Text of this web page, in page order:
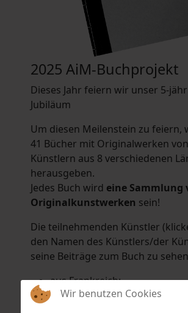
2025 AiM-Buchprojekt
Dieses Jahr feiern wir unser 5-
Jubiläum
Um diesen Meilenstein zu feiern,
41 Bücher mit Originalwerken
Künstlern aus 8 verschiedenen
herausgeben.
Jedes Buch wird eine Sammlung
Originalkunstwerken sein!
Die teilnehmenden Künstler
den Namen des Künstlers/der
seine Beiträge zum Buch zu
aus Frankreich:
Hélène Argo,Didier Bonnot
Wir benutzen Cookies